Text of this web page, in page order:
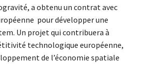
a obtenu un contrat avec
pour développer une
Un projet qui contribuera à
technologique européenne,
de l’économie spatiale